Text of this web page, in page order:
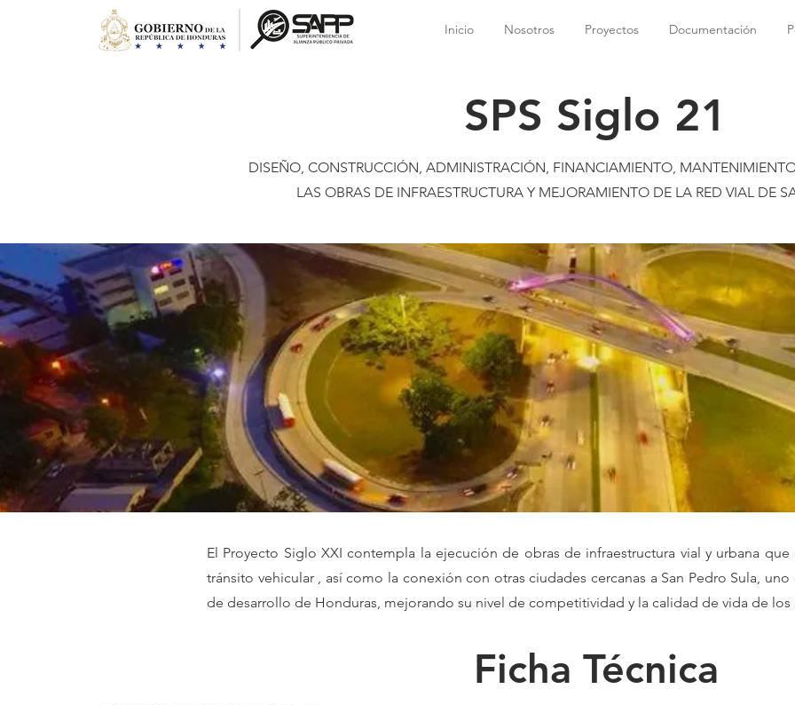
Inicio Nosotros Proyectos Documentación
SPS Siglo 21
DISEÑO, CONSTRUCCIÓN, ADMINISTRACIÓN, FINANCIAMIENTO,
LAS OBRAS DE INFRAESTRUCTURA Y MEJORAMIENTO DE LA RED VIAL DE
El Proyecto Siglo XXI contempla la ejecución de obras de infraestructura vial y urbana
tránsito vehicular , así como la conexión con otras ciudades cercanas a San Pedro Sula,
de desarrollo de Honduras, mejorando su nivel de competitividad y la calidad de vida de
Ficha Técnica